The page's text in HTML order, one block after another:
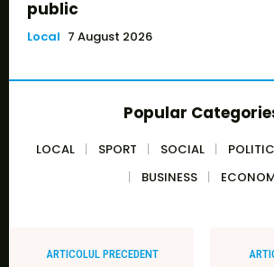
public
Local 7 August 2026
Popular
LOCAL SPORT SOCIAL
BUSINESS
ARTICOLUL PRECEDENT